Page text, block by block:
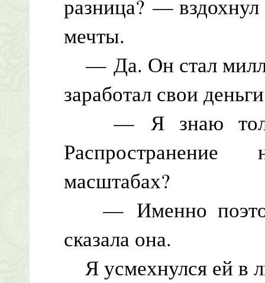
разница? —
мечты.
— Да. Он стал
заработал свои
— Я знаю
масштабах?
— Именно
сказала она.
Я усмехнулся ей в